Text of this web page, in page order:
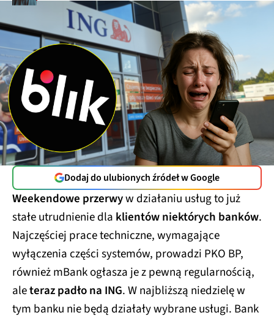
Dodaj do ulubionych źródeł w Google
Weekendowe przerwyw działaniu usług to już
stałe utrudnienie dla klientów niektórych banków.
Najczęściej prace techniczne, wymagające
wyłączenia części systemów, prowadzi PKO BP,
również mBank ogłasza je z pewną regularnością,
aleteraz padło na ING. W najbliższą niedzielę w
tym banku nie będą działały wybrane usługi. Bank